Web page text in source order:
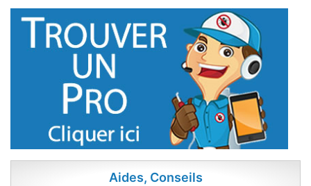
Aides, Conseils